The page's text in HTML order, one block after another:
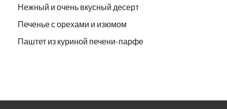
Нежный и очень вкусный десерт
Печенье с орехами и изюмом
Паштет из куриной печени-парфе